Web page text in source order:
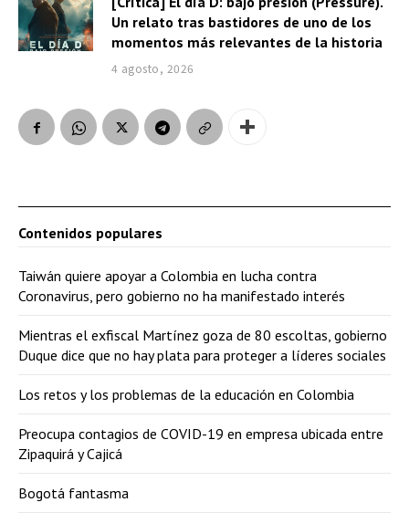
Un relato tras bastidores de uno de los
momentos más relevantes de la historia
4 agosto, 2026
Contenidos populares
Taiwán quiere apoyar a Colombia en lucha contra
Coronavirus, pero gobierno no ha manifestado interés
Mientras el exfiscal Martínez goza de 80 escoltas, gobierno
Duque dice que no hay plata para proteger a líderes sociales
Los retos y los problemas de la educación en Colombia
Preocupa contagios de COVID-19 en empresa ubicada entre
Zipaquirá y Cajicá
Bogotá fantasma